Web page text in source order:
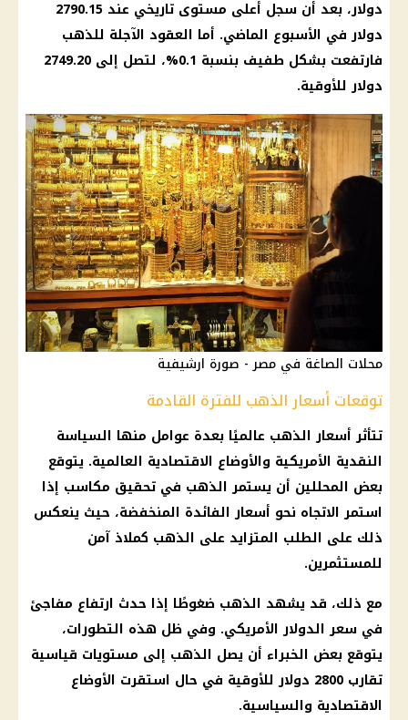
دولار، بعد أن سجل أعلى مستوى تاريخي عند 2790.15
دولار في الأسبوع الماضي. أما العقود الآجلة للذهب
فارتفعت بشكل طفيف بنسبة 0.1%، لتصل إلى 2749.20
دولار للأوقية.
محلات الصاغة في مصر - صورة ارشيفية
توقعات أسعار الذهب للفترة القادمة
تتأثرأسعار الذهب عالميًا بعدة عوامل منها السياسة
النقدية الأمريكية والأوضاع الاقتصادية العالمية. يتوقع
بعض المحللين أن يستمرالذهب في تحقيق مكاسب إذا
استمر الاتجاه نحو أسعار الفائدة المنخفضة، حيث ينعكس
ذلك على الطلب المتزايد على الذهب كملاذ آمن
للمستثمرين.
مع ذلك، قد يشهد الذهب ضغوطًا إذا حدث ارتفاع مفاجئ
في سعر الدولارالأمريكي. وفي ظل هذه التطورات،
يتوقع بعض الخبراء أن يصل الذهب إلى مستويات قياسية
تقارب 2800
دولارللأوقية في حال استقرت الأوضاع
الاقتصادية والسياسية.